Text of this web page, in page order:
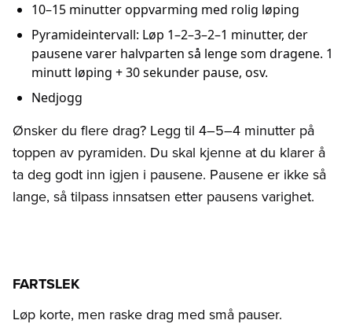
10–15 minutter oppvarming med rolig løping
Pyramideintervall: Løp 1–2–3–2–1 minutter, der
pausene varer halvparten så lenge som dragene. 1
minutt løping + 30 sekunder pause, osv.
Nedjogg
Ønsker du flere drag? Legg til 4–5–4 minutter på
toppen av pyramiden. Du skal kjenne at du klarer å
ta deg godt inn igjen i pausene. Pausene er ikke så
lange, så tilpass innsatsen etter pausens varighet.
FARTSLEK
Løp korte, men raske drag med små pauser.